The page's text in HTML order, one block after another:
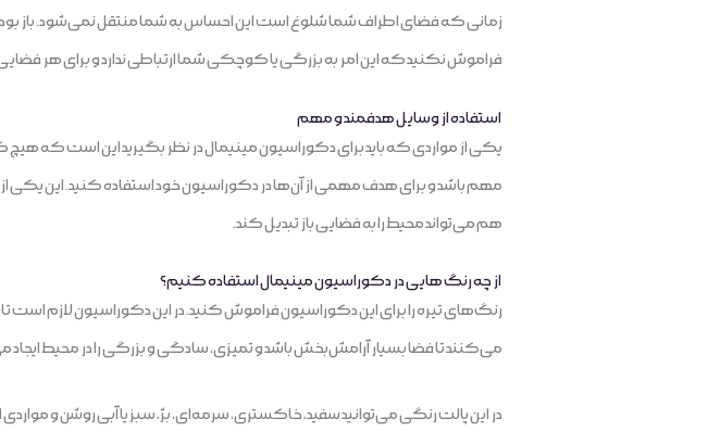
زمانی که فضای اطراف شما شلوغ است این احساس به شما منتقل نمی‌شود. باز
فراموش نکنید که این امر به بزرگی یا کوچکی شما ارتباطی ندارد و برای هر
استفاده از وسایل هدفمند و مهم
یکی از مواردی که باید برای دکوراسیون مینیمال در نظر بگیرید این است که هیچ
مهم باشد و برای هدف مهمی از آن‌ها در دکوراسیون خود استفاده کنید. این
هم می‌تواند محیط را به فضایی باز تبدیل کند.
از چه رنگ هایی در دکوراسیون مینیمال استفاده کنیم؟
رنگ‌های تیره را برای این دکوراسیون فراموش کنید. در این دکوراسیون لازم است
می‌کنند تا فضا بسیار آرامش‌بخش باشد و تمیزی، سادگی و بزرگی را در محیط ایجاد
در این پالت رنگی می‌توانید سفید، خاکستری، سرمه‌ای، بژ، سبز یا آبی روشن و